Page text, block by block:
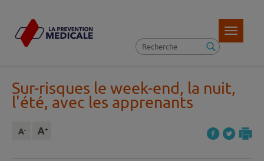
Toggle
Sur-risques le week-end, la nuit,
l'été, avec les apprenants